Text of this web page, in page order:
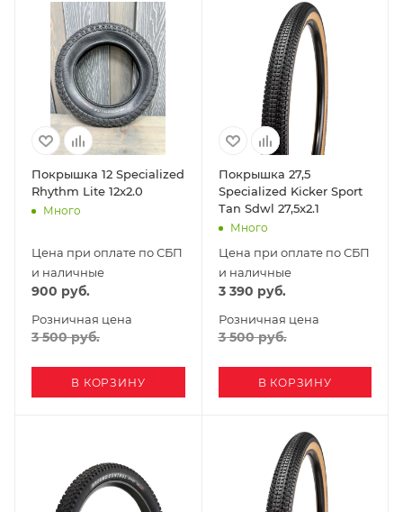
Покрышка 12 Specialized
Rhythm Lite 12x2.0
Много
Цена при оплате по СБП
и наличные
900 руб.
Розничная цена
3 500руб.
В КОРЗИНУ
Покрышка 27,5
Specialized Kicker Sport
Tan Sdwl 27,5x2.1
Много
Цена при оплате по СБП
и наличные
3 390 руб.
Розничная цена
3 500руб.
В КОРЗИНУ